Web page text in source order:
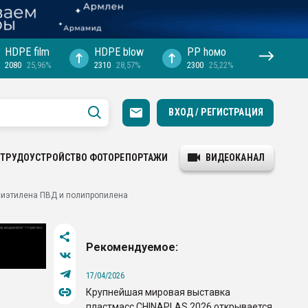
HDPE film
2080 25,96%
HDPE blow
2310 28,57%
PP hомо
2300 25,22%
ВХОД / РЕГИСТРАЦИЯ
ТРУДОУСТРОЙСТВО ФОТОРЕПОРТАЖИ ВИДЕОКАНАЛ
ПВД и полипропилена
Рекомендуемое:
17/04/2026
Крупнейшая мировая выставка